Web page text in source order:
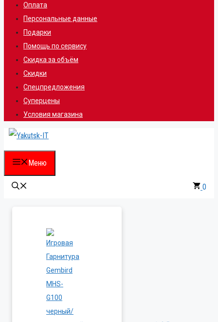
Оплата
Персональные данные
Подарки
Помощь по сервису
Скидка за объём
Скидки
Спецпредложения
Суперцены
Условия магазина
Меню
0